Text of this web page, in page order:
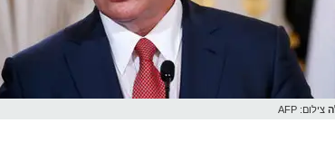
צילום: AFP